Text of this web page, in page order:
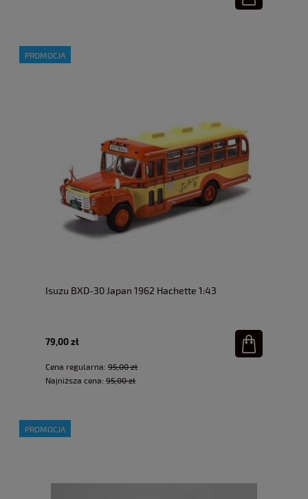
Isuzu BXD-30 Japan 1962 Hachette 1:43
79,00 zł
Cena regularna: 95,00 zł
Najniższa cena: 95,00 zł
PROMOCJA
PROMOCJA